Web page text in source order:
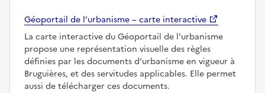
Géoportail de l’urbanisme – carte interactive
La carte interactive du Géoportail de l’urbanisme
propose une représentation visuelle des règles
définies par les documents d’urbanisme en vigueur à
Bruguières, et des servitudes applicables. Elle permet
aussi de télécharger ces documents.